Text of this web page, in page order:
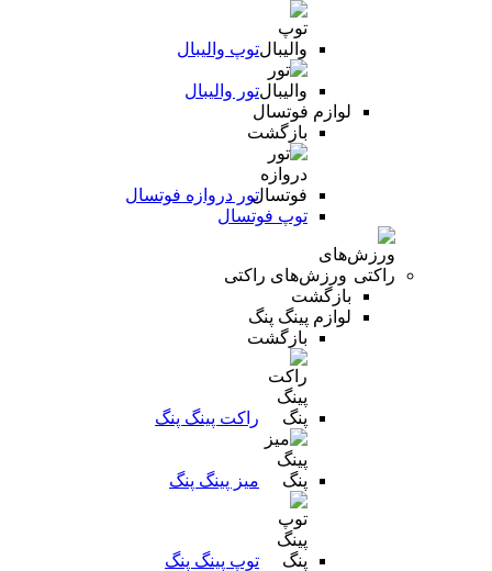
توپ والیبال
تور والیبال
لوازم فوتسال
بازگشت
تور دروازه فوتسال
توپ فوتسال
ورزش‌های راکتی
بازگشت
لوازم پینگ پنگ
بازگشت
راکت پینگ پنگ
میز پینگ پنگ
توپ پینگ پنگ